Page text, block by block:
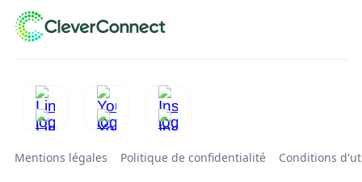
Mentions légales Politique de confidentialité Conditions